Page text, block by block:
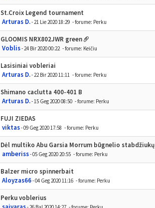
St.Croix Legend tournament
Arturas D.- 21 Lie 2020 18:29 - forume: Perku
GLOOMIS NRX802JWR green
Voblis- 24 Bir 2020 00:22 - forume: Keičiu
Lasisiniai vobleriai
Arturas D.- 22 Bir 2020 11:11 - forume: Perku
Shimano caclutta 400-401 B
Arturas D.- 15 Geg 2020 08:50 - forume: Perku
FUJI ZIEDAS
viktas- 09 Geg 2020 17:58 - forume: Perku
Dėl multiko Abu Garsia Morrum būgnelio stabdžiukų
amberiss- 05 Geg 2020 20:55 - forume: Perku
Balzer micro spinnerbait
Aloyzas66- 04 Geg 2020 11:16 - forume: Perku
Perku voblerius